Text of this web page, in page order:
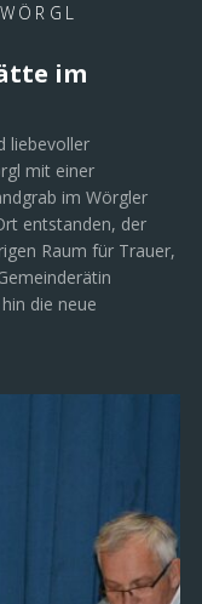
WÖRGL
im
liebevoller
mit einer
im Wörgler
entstanden, der
Raum für Trauer,
die neue